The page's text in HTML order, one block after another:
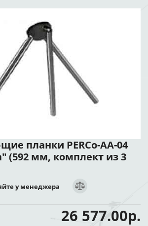
планки PERCo-AA-04
(592 мм, комплект из 3
у менеджера
26 577.00р.